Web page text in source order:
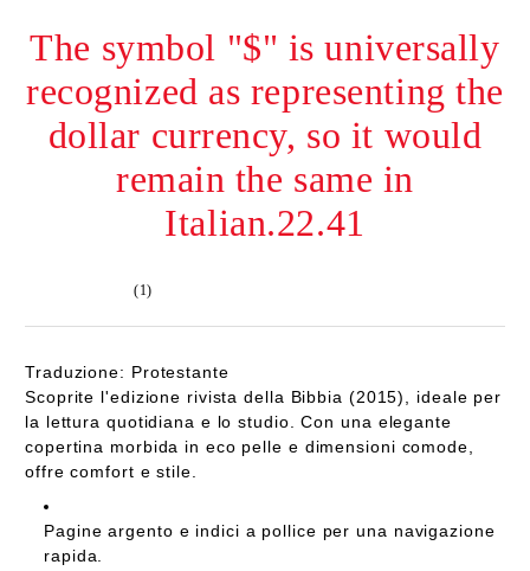
The symbol "$" is universally
recognized as representing the
dollar currency, so it would
remain the same in
Italian.22.41
(1)
Traduzione: Protestante
Scoprite l'edizione rivista della Bibbia (2015), ideale per
la lettura quotidiana e lo studio. Con una elegante
copertina morbida in eco pelle e dimensioni comode,
offre comfort e stile.
Pagine argento e indici a pollice per una navigazione
rapida.